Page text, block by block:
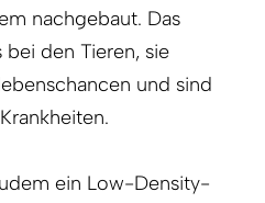
nachgebaut. Das
den Tieren, sie
und sind
ein Low-Density-